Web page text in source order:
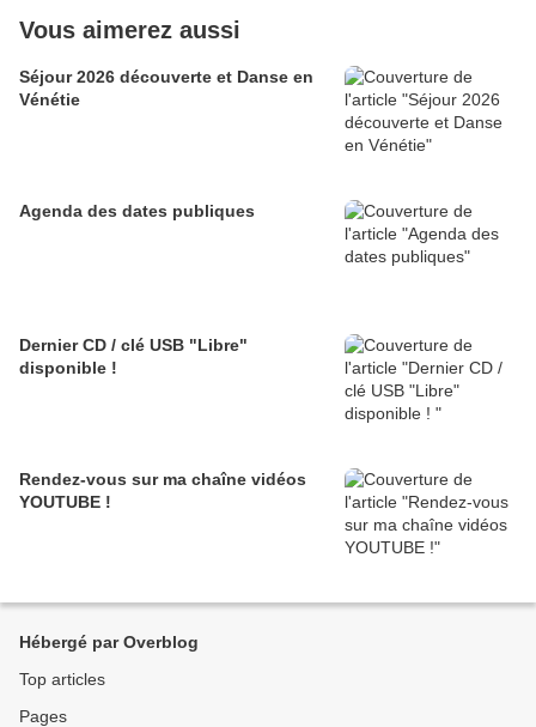
Vous aimerez aussi
Séjour 2026 découverte et Danse en
Vénétie
Agenda des dates publiques
Dernier CD / clé USB "Libre"
disponible !
Rendez-vous sur ma chaîne vidéos
YOUTUBE !
Hébergé par Overblog
Top articles
Pages